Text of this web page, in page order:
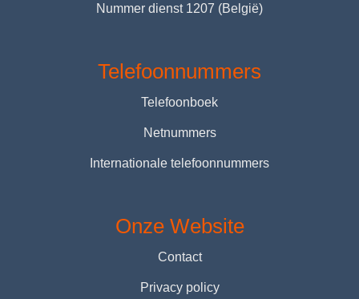
Nummer dienst 1207 (België)
Telefoonnummers
Telefoonboek
Netnummers
Internationale telefoonnummers
Onze Website
Contact
Privacy policy